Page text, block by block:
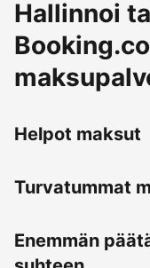
Hallinnoi
Helpot maksut
Turvatummat
Enemmän